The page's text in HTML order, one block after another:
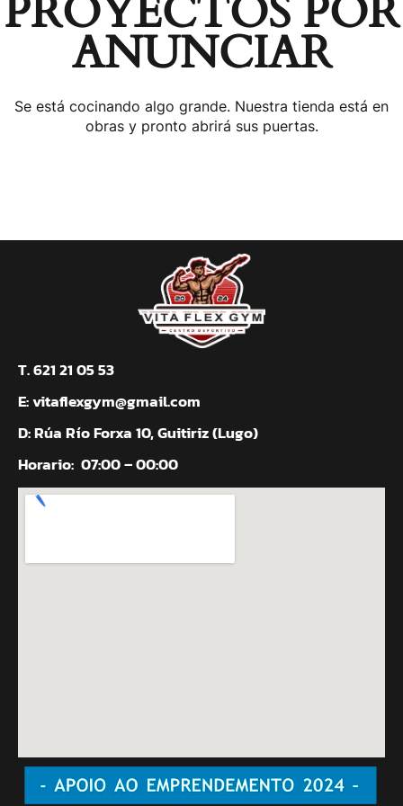
PROYECTOS POR
ANUNCIAR
Se está cocinando algo grande. Nuestra tienda está en
obras y pronto abrirá sus puertas.
T. 621 21 05 53
E:vitaflexgym@gmail.com
D: Rúa Río Forxa 10, Guitiriz (Lugo)
Horario: 07:00 – 00:00